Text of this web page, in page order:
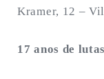
Kramer, 12 –
17 anos de lutas